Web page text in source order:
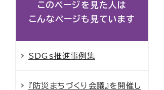
このページを見た人は
こんなページも見ています
SDGs推進事例集
『防災まちづくり会議』を開催し